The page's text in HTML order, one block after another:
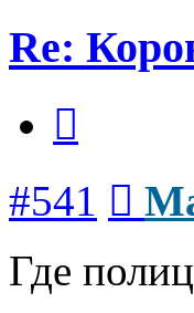
Re:
#541
Где